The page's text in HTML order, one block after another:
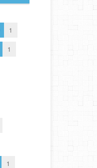
1
1
1